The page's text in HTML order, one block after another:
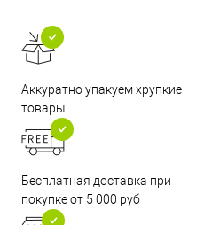
Аккуратно упакуем хрупкие
товары
Бесплатная доставка при
покупке от 5 000 руб